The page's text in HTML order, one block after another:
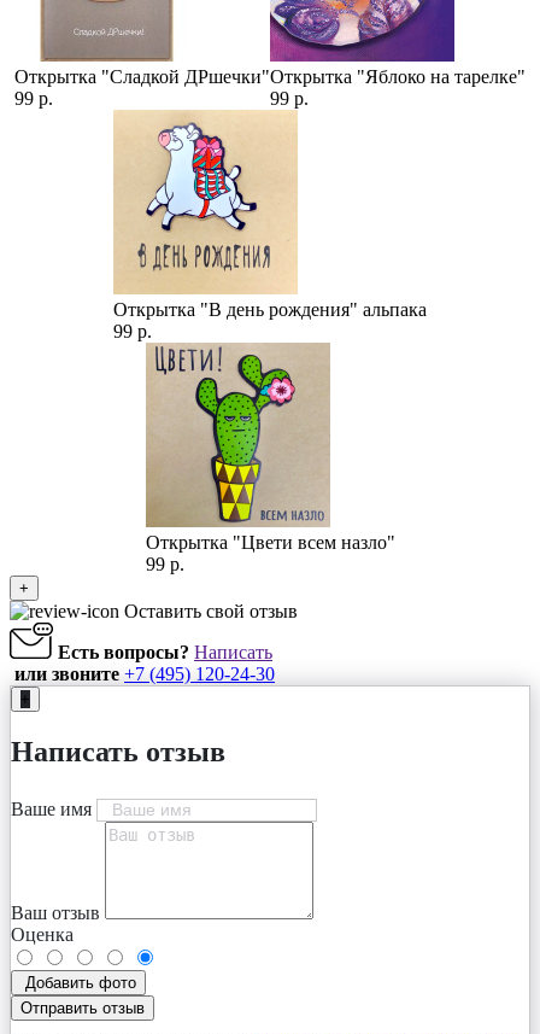
Открытка "Сладкой ДРшечки"
99 р.
Открытка "Яблоко на тарелке"
99 р.
Открытка "В день рождения" альпака
99 р.
Открытка "Цвети всем назло"
99 р.
+
Оставить свой отзыв
Есть вопросы? Написать
или звоните +7 (495) 120-24-30
+
Написать отзыв
Ваше имя
Ваш отзыв
Оценка
Добавить фото
Отправить отзыв